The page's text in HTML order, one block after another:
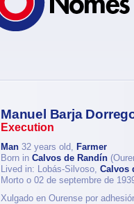
Manuel Barja
Execution
Man 32 years old, Farmer
Born in Calvos de Randín
Lived in: Lobás-Silvoso, Calvos
Morto o 02 de septembre de
Xulgado en Ourense por